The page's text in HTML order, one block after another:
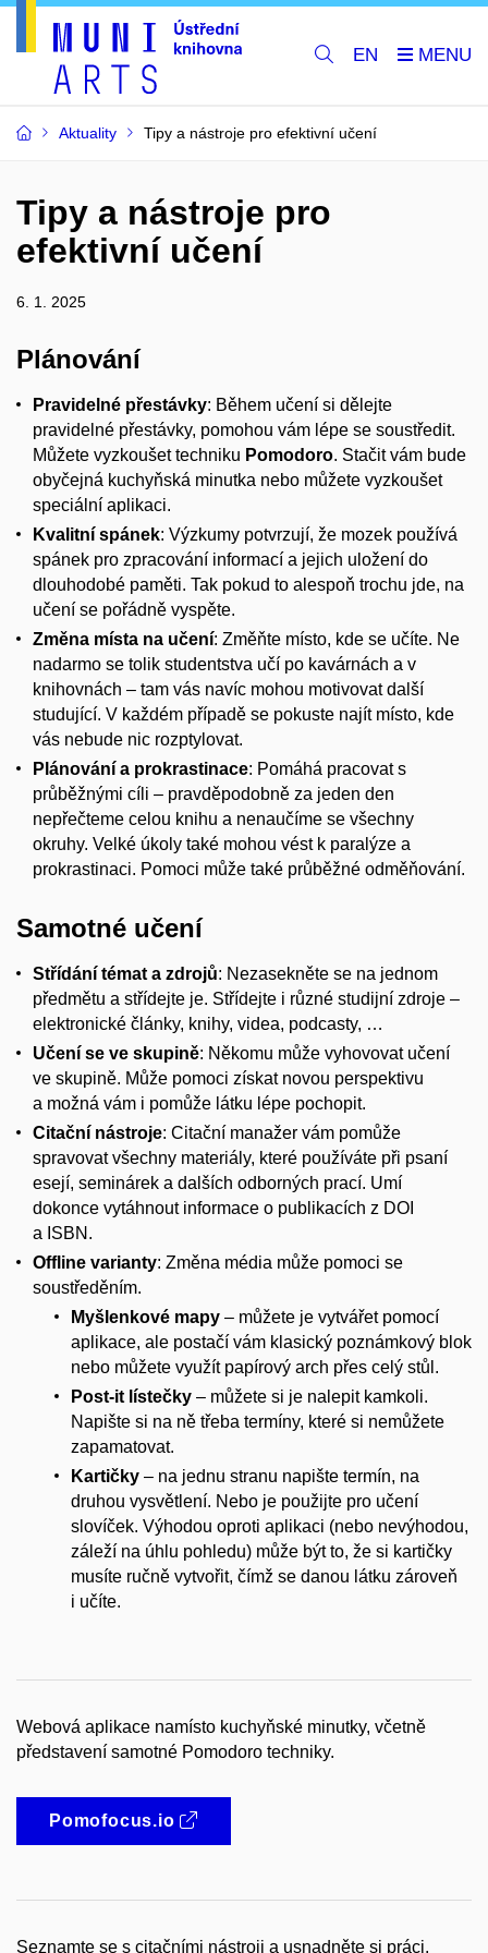
EN
Aktuality Tipy a nástroje pro efektivní učení
Tipy a nástroje pro
efektivní učení
6. 1. 2025
Plánování
Pravidelné přestávky: Během učení si dělejte
pravidelné přestávky, pomohou vám lépe se soustředit.
Můžete vyzkoušet techniku Pomodoro. Stačit vám bude
obyčejná kuchyňská minutka nebo můžete vyzkoušet
speciální aplikaci.
Kvalitní spánek: Výzkumy potvrzují, že mozek používá
spánek pro zpracování informací a jejich uložení do
dlouhodobé paměti. Tak pokud to alespoň trochu jde, na
učení se pořádně vyspěte.
Změna místa na učení: Změňte místo, kde se učíte. Ne
nadarmo se tolik studentstva učí po kavárnách a v
knihovnách – tam vás navíc mohou motivovat další
studující. V každém případě se pokuste najít místo, kde
vás nebude nic rozptylovat.
Plánování a prokrastinace: Pomáhá pracovat s
průběžnými cíli – pravděpodobně za jeden den
nepřečteme celou knihu a nenaučíme se všechny
okruhy. Velké úkoly také mohou vést k paralýze a
prokrastinaci. Pomoci může také průběžné odměňování.
Samotné učení
Střídání témat a zdrojů: Nezasekněte se na jednom
předmětu a střídejte je. Střídejte i různé studijní zdroje –
elektronické články, knihy, videa, podcasty, …
Učení se ve skupině: Někomu může vyhovovat učení
ve skupině. Může pomoci získat novou perspektivu
a možná vám i pomůže látku lépe pochopit.
Citační nástroje: Citační manažer vám pomůže
spravovat všechny materiály, které používáte při psaní
esejí, seminárek a dalších odborných prací. Umí
dokonce vytáhnout informace o publikacích z DOI
a ISBN.
Offline varianty: Změna média může pomoci se
soustředěním.
Myšlenkové mapy – můžete je vytvářet pomocí
aplikace, ale postačí vám klasický poznámkový blok
nebo můžete využít papírový arch přes celý stůl.
Post-it lístečky – můžete si je nalepit kamkoli.
Napište si na ně třeba termíny, které si nemůžete
zapamatovat.
Kartičky – na jednu stranu napište termín, na
druhou vysvětlení. Nebo je použijte pro učení
slovíček. Výhodou oproti aplikaci (nebo nevýhodou,
záleží na úhlu pohledu) může být to, že si kartičky
musíte ručně vytvořit, čímž se danou látku zároveň
i učíte.
Webová aplikace namísto kuchyňské minutky, včetně
představení samotné Pomodoro techniky.
Pomofocus.io
Seznamte se s citačními nástroji a usnadněte si práci.